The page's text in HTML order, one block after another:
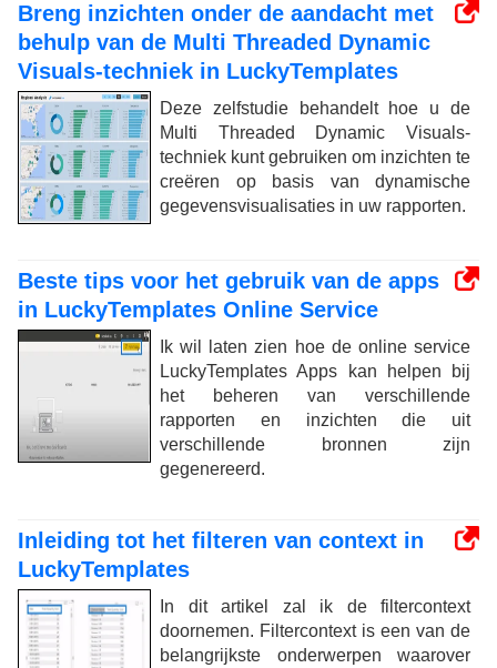
Breng inzichten onder de aandacht met
behulp van de Multi Threaded Dynamic
Visuals-techniek in LuckyTemplates
Deze zelfstudie behandelt hoe u de
Multi Threaded Dynamic Visuals-
techniek kunt gebruiken om inzichten te
creëren op basis van dynamische
gegevensvisualisaties in uw rapporten.
Beste tips voor het gebruik van de apps
in LuckyTemplates Online Service
Ik wil laten zien hoe de online service
LuckyTemplates Apps kan helpen bij
het beheren van verschillende
rapporten en inzichten die uit
verschillende bronnen zijn
gegenereerd.
Inleiding tot het filteren van context in
LuckyTemplates
In dit artikel zal ik de filtercontext
doornemen. Filtercontext is een van de
belangrijkste onderwerpen waarover